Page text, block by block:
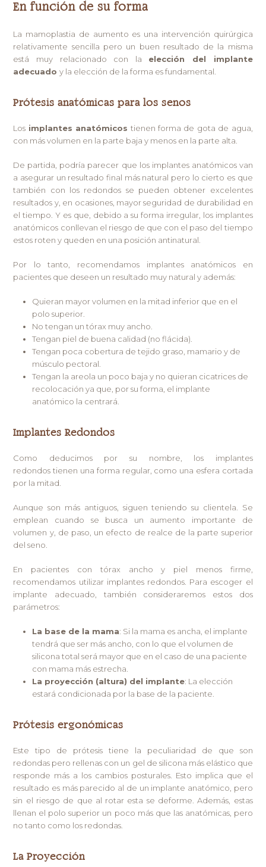
En función de su forma
La mamoplastia de aumento es una intervención quirúrgica
relativamente sencilla pero un buen resultado de la misma
está muy relacionado con la elección del implante
adecuadoy la elección de la forma es fundamental.
Prótesis anatómicas para los senos
Los implantes anatómicos tienen forma de gota de agua,
con más volumen en la parte baja y menos en la parte alta.
De partida, podría parecer que los implantes anatómicos van
a asegurar un resultado final más natural pero lo cierto es que
también con los redondos se pueden obtener excelentes
resultados y, en ocasiones, mayor seguridad de durabilidad en
el tiempo. Y es que, debido a su forma irregular, los implantes
anatómicos conllevan el riesgo de que con el paso del tiempo
estos roten y queden en una posición antinatural.
Por lo tanto, recomendamos implantes anatómicos en
pacientes que deseen un resultado muy natural y además:
Quieran mayor volumen en la mitad inferior que en el
polo superior.
No tengan un tórax muy ancho.
Tengan piel de buena calidad (no flácida).
Tengan poca cobertura de tejido graso, mamario y de
músculo pectoral.
Tengan la areola un poco baja y no quieran cicatrices de
recolocación ya que, por su forma, el implante
anatómico la centrará.
Implantes Redondos
Como deducimos por su nombre, los implantes
redondos tienen una forma regular, como una esfera cortada
por la mitad.
Aunque son más antiguos, siguen teniendo su clientela. Se
emplean cuando se busca un aumento importante de
volumen y, de paso, un efecto de realce de la parte superior
del seno.
En pacientes con tórax ancho y piel menos firme,
recomendamos utilizar implantes redondos. Para escoger el
implante adecuado, también consideraremos estos dos
parámetros:
La base de la mama: Si la mama es ancha, el implante
tendrá que ser más ancho, con lo que el volumen de
silicona total será mayor que en el caso de una paciente
con mama más estrecha.
La proyección (altura) del implante: La elección
estará condicionada por la base de la paciente.
Prótesis ergonómicas
Este tipo de prótesis tiene la peculiaridad de que son
redondas pero rellenas con un gel de silicona más elástico que
responde más a los cambios posturales. Esto implica que el
resultado es más parecido al de un implante anatómico, pero
sin el riesgo de que al rotar esta se deforme. Además, estas
llenan el polo superior un poco más que las anatómicas, pero
no tanto como los redondas.
La Proyección